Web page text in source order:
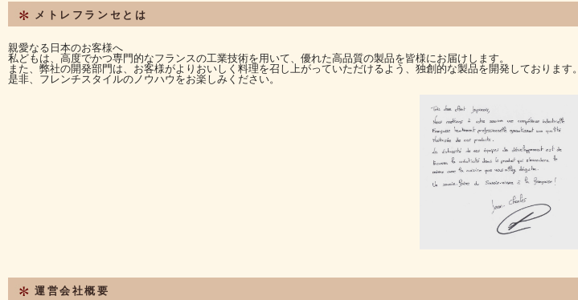
メトレフランセとは
親愛なる日本のお客様へ
私どもは、高度でかつ専門的なフランスの工業技術を用いて、優れた高品質の製品を皆様にお届けします。
また、弊社の開発部門は、お客様がよりおいしく料理を召し上がっていただけるよう、独創的な製品を開発しております。
是非、フレンチスタイルのノウハウをお楽しみください。
運営会社概要